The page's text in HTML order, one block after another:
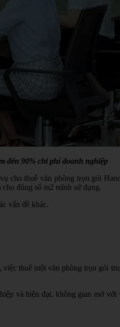
đến 90% chi phí doanh nghiệp
cho thuê văn phòng trọn gói
đúng số m2 mình sử dụng.
vấn đề khác.
thuê một văn phòng trọn gói
và hiện đại, không gian mở